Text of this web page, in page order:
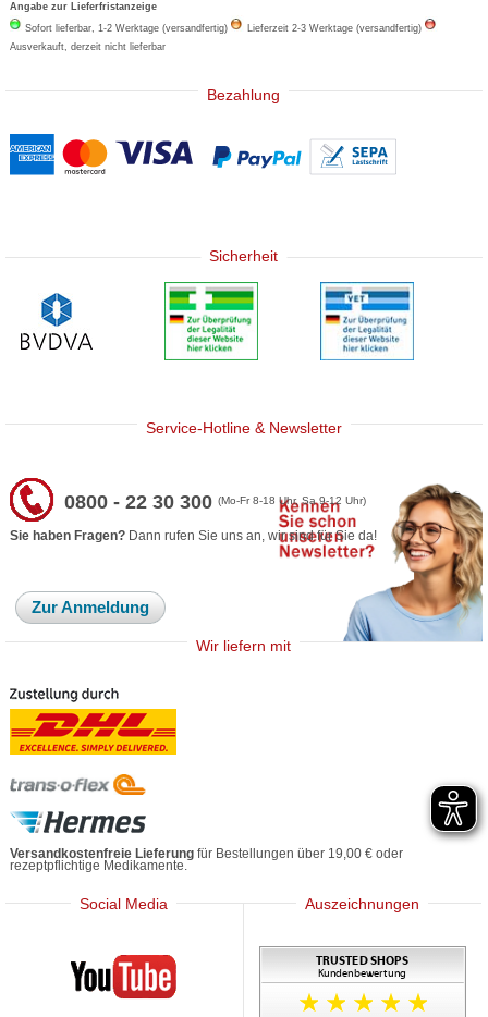
Angabe zur Lieferfristanzeige
Sofort lieferbar, 1-2 Werktage (versandfertig)
Lieferzeit 2-3 Werktage (versandfertig)
Ausverkauft, derzeit nicht lieferbar
Bezahlung
Sicherheit
Service-Hotline & Newsletter
0800 - 22 30 300(Mo-Fr 8-18 Uhr, Sa 9-12 Uhr)
Sie haben Fragen? Dann rufen Sie uns an, wir sind für Sie da!
Zur Anmeldung
Wir liefern mit
Versandkostenfreie Lieferung für Bestellungen über 19,00 € oder
rezeptpflichtige Medikamente.
Social Media
Mediherz
Auszeichnungen